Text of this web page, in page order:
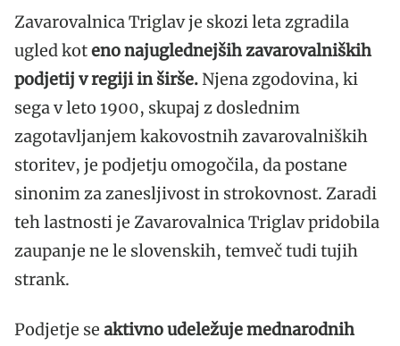
Zavarovalnica Triglav je skozi leta zgradila
ugled koteno najuglednejših zavarovalniških
podjetij v regiji in širše. Njena zgodovina, ki
sega v leto 1900, skupaj z doslednim
zagotavljanjem kakovostnih zavarovalniških
storitev, je podjetju omogočila, da postane
sinonim za zanesljivost in strokovnost. Zaradi
teh lastnosti je Zavarovalnica Triglav pridobila
zaupanje ne le slovenskih, temveč tudi tujih
strank.
Podjetje se aktivno udeležuje mednarodnih